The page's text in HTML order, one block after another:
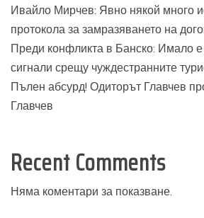
Ивайло Мирчев: Явно някой много
протокола за замразяването на
Преди конфликта в Банско: Имало е
сигнали срещу чуждестранните
Пълен абсурд! Одиторът Главчев
Главчев
Recent Comments
Няма коментари за показване.